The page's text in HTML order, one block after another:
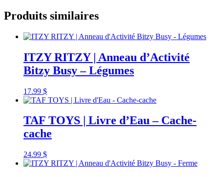
Produits similaires
ITZY RITZY | Anneau d’Activité
Bitzy Busy – Légumes
17.99 $
TAF TOYS | Livre d’Eau – Cache-
cache
24.99 $